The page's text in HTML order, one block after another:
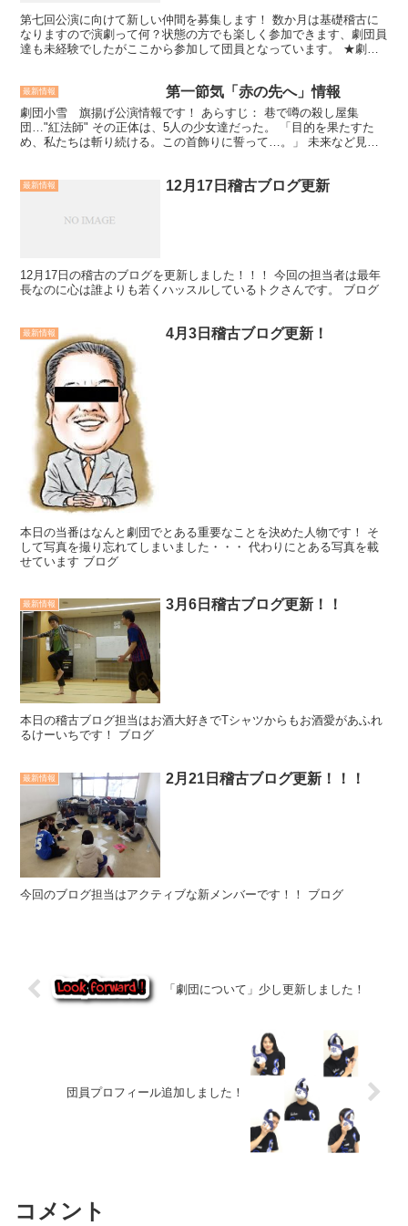
第七回公演に向けて新しい仲間を募集します！ 数か月は基礎稽古に
なりますので演劇って何？状態の方でも楽しく参加できます、劇団員
達も未経験でしたがここから参加して団員となっています。 ★劇団
最新情報 第一節気「赤の先へ」情報
劇団小雪 旗揚げ公演情報です！ あらすじ： 巷で噂の殺し屋集
団…"紅法師" その正体は、5人の少女達だった。 「目的を果たすた
め、私たちは斬り続ける。この首飾りに誓って…。」 未来など見
最新情報 12月17日稽古ブログ更新
12月17日の稽古のブログを更新しました！！！ 今回の担当者は最年
長なのに心は誰よりも若くハッスルしているトクさんです。 ブログ
最新情報 4月3日稽古ブログ更新！
本日の当番はなんと劇団でとある重要なことを決めた人物です！ そ
して写真を撮り忘れてしまいました・・・ 代わりにとある写真を載
せています ブログ
最新情報 3月6日稽古ブログ更新！！
本日の稽古ブログ担当はお酒大好きでTシャツからもお酒愛があふれ
るけーいちです！ ブログ
最新情報 2月21日稽古ブログ更新！！！
今回のブログ担当はアクティブな新メンバーです！！ ブログ
「劇団について」少し更新しました！
団員プロフィール追加しました！
コメント